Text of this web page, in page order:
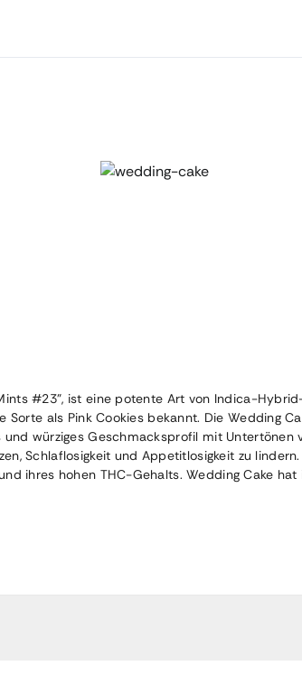
#23", ist eine potente Art von Indica-
Sorte als Pink Cookies bekannt. Die Wedding
würziges Geschmacksprofil mit
Schlaflosigkeit und Appetitlosigkeit zu
ihres hohen THC-Gehalts. Wedding Cake